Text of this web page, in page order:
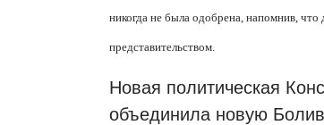
никогда не была одобрена, напомнив,
представительством.
Новая политическая
объединила новую